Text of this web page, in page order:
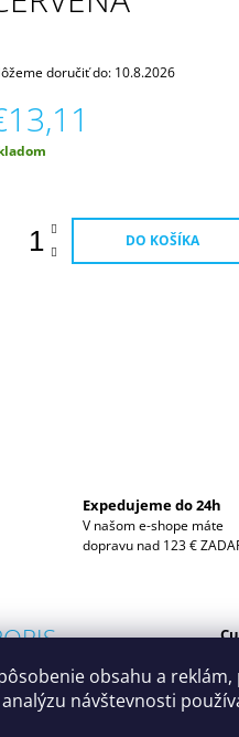
obsahu a
návštevnosti
doručiť do: 10.8.2026
DO KOŠÍKA
Expedujeme do 24h
V našom e-shope máte
dopravu nad 123 €